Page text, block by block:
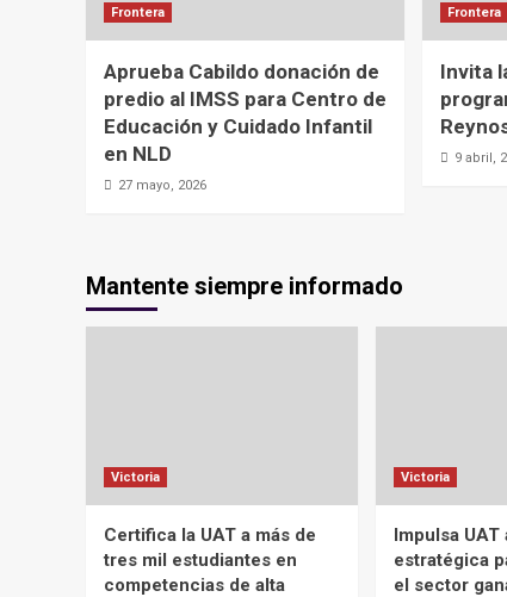
Frontera
Aprueba Cabildo donación de
predio al IMSS para Centro de
Educación y Cuidado Infantil
en NLD
27 mayo, 2026
Frontera
Invita
9 abril,
Mantente siempre informado
Victoria
Certifica la UAT a más de
tres mil estudiantes en
competencias de alta
Victoria
Impulsa UAT
estratégica
el sector